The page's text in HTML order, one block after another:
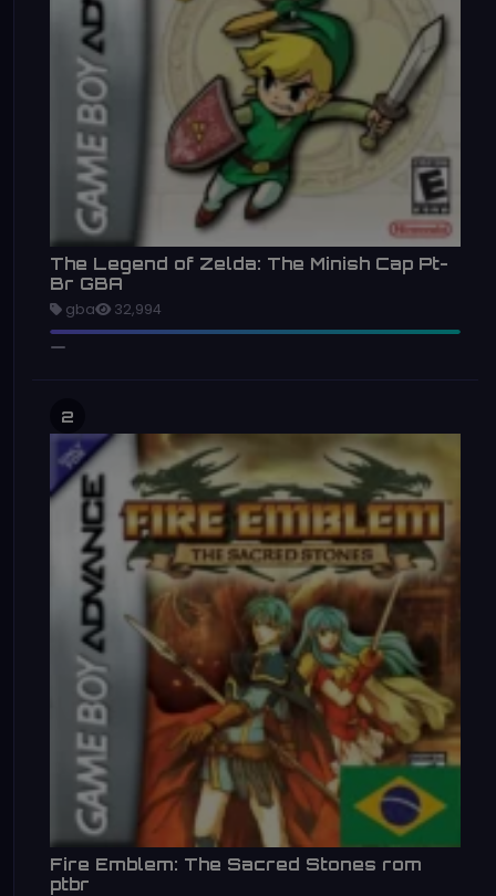
The Legend of Zelda: The Minish Cap Pt-
Br GBA
gba 32,994
2
Fire Emblem: The Sacred Stones rom
ptbr